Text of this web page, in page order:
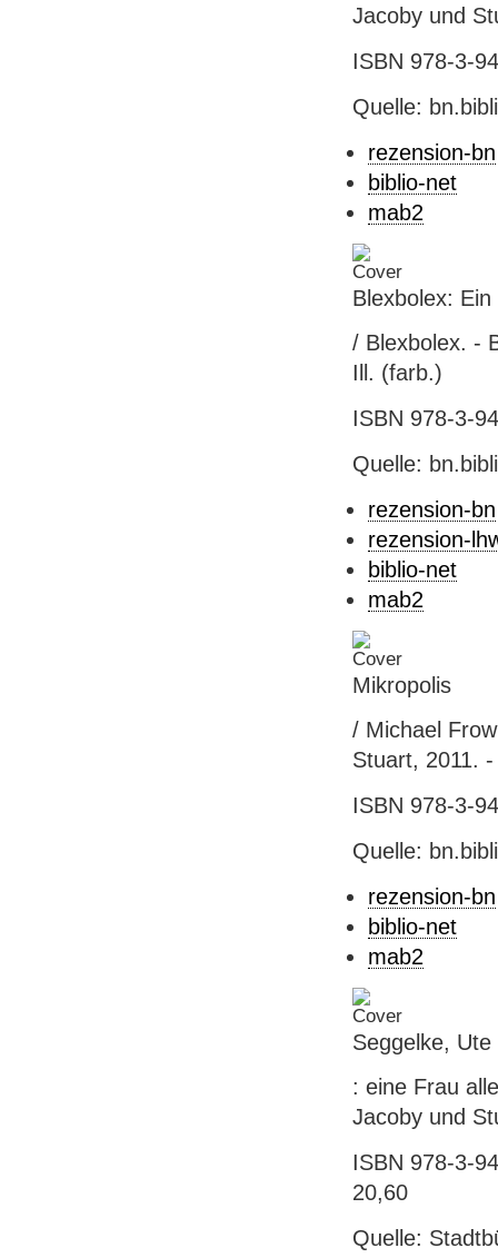
Jacoby und
ISBN 978-3-
Quelle:
rezension-bn
biblio-net
mab2
Blexbolex:
/ Blexbolex. -
Ill. (farb.)
ISBN 978-3-
Quelle:
rezension-bn
rezension-
biblio-net
mab2
Mikropolis
/ Michael
Stuart, 2011.
ISBN 978-3-
Quelle:
rezension-bn
biblio-net
mab2
Seggelke,
: eine Frau
Jacoby und
ISBN 978-3-
20,60
Quelle: